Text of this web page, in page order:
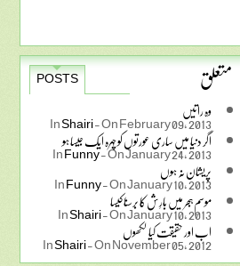
متعلق
POSTS
وہ راتیں
InShairi-On February 09, 2013
اگر دنیا میں ساری عورتوں کو چہرہ ایک جیسا ہوInFunny-On January 24, 2013
پریشان نہ ہوں InFunny-On January 10, 2013
موسمِ ہجر میں بارِش کا برسنا کیسا InShairi-On January 10, 2013
اب اور حقیقت کیا لکھوں InShairi-On November 05, 2012